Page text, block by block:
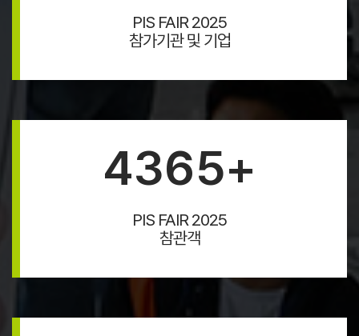
PIS FAIR 2025
참가기관 및 기업
4365+
PIS FAIR 2025
참관객